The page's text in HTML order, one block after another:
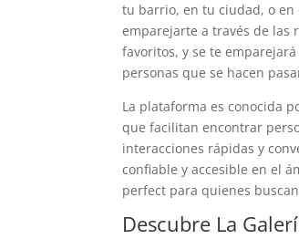
tu barrio, en tu ciudad, o
emparejarte a través de las
favoritos, y se te
personas que se hacen
La plataforma es conocida
que facilitan encontrar
interacciones rápidas y
confiable y accesible en el
perfect para quienes
Descubre La